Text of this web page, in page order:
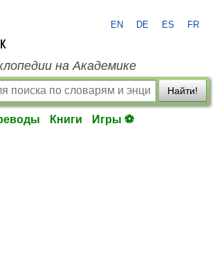
EN DE ES FR
на Академике
Найти!
Книги Игры ⚽